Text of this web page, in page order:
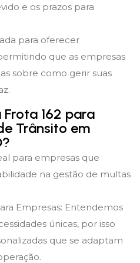
e os prazos para
para oferecer
que as empresas
sobre como gerir suas
Frota 162 para
Trânsito em
para empresas que
na gestão de multas
Empresas: Entendemos
únicas, por isso
que se adaptam